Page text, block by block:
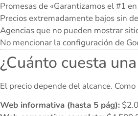
Promesas de «Garantizamos el #1
Precios extremadamente bajos sin
Agencias que no pueden mostrar
No mencionar la configuración de
¿Cuánto cuesta
El precio depende del alcance.
Web informativa (hasta 5 pág):